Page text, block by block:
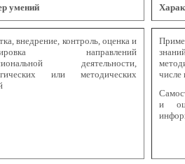
умений
внедрение, контроль, оценка и
направлений
деятельности,
или методических
числе
и